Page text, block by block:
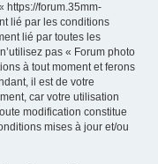
https://forum.35mm-
lié par les conditions
lié par toutes les
pas « Forum photo
à tout moment et ferons
il est de votre
car votre utilisation
modification constitue
mises à jour et/ou